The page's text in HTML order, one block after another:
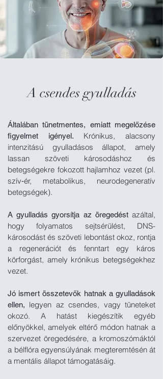
A csendes gyulladás
Általában tünetmentes, emiatt megelőzése
figyelmet igényel. Krónikus, alacsony
intenzitású gyulladásos állapot, amely
lassan szöveti károsodáshoz és
betegségekre fokozott hajlamhoz vezet (pl.
szív‑ér, metabolikus, neurodegeneratív
betegségek).
A gyulladás gyorsítja az öregedést azáltal,
hogy folyamatos sejtsérülést, DNS-
károsodást és szöveti lebontást okoz, rontja
a regenerációt és fenntart egy káros
körforgást, amely krónikus betegségekhez
vezet.
Jó ismert összetevők hatnak a gyulladások
ellen, legyen az csendes, vagy tüneteket
okozó. A hatást kiegészítik egyéb
előnyökkel, amelyek eltérő módon hatnak a
szervezet öregedésére, a kromoszómáktól
a bélflóra egyensúlyának megteremtésén át
a mentális állapot támogatásáig.